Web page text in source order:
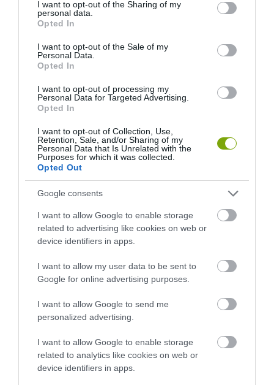
not limited to your visit or usage behaviour. You may click to
grant or deny consent to Google and its third-party tags to
use your data for below specified purposes in below Google
consent section.
I want to opt-out of the Sharing of my
personal data.
Opted In
I want to opt-out of the Sale of my
Personal Data.
Opted In
I want to opt-out of processing my
Personal Data for Targeted Advertising.
Opted In
I want to opt-out of Collection, Use,
Retention, Sale, and/or Sharing of my
Personal Data that Is Unrelated with the
Purposes for which it was collected.
Opted Out
Google consents
I want to allow Google to enable storage
related to advertising like cookies on web or
device identifiers in apps.
I want to allow my user data to be sent to
Google for online advertising purposes.
I want to allow Google to send me
personalized advertising.
I want to allow Google to enable storage
related to analytics like cookies on web or
device identifiers in apps.